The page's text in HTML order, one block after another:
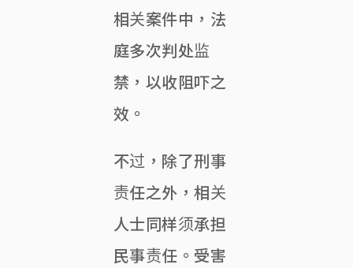
相关案件中，法
庭多次判处监
禁，以收阻吓之
效。
不过，除了刑事
责任之外，相关
人士同样须承担
民事责任。受害